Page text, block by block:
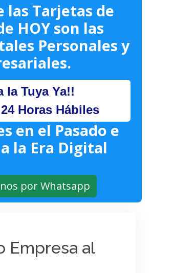
las Tarjetas de
HOY son las
Personales y
la Tuya Ya!!
Horas Hábiles
en el Pasado e
la Era Digital
por Whatsapp
Empresa al